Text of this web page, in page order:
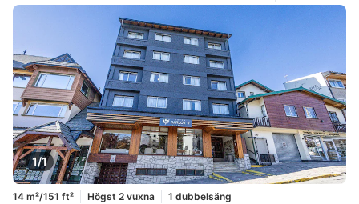
1/1
14 m²/151 ft² Högst 2 vuxna 1 dubbelsäng